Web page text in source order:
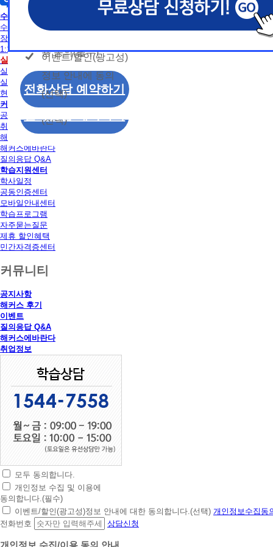
수강신청
수강신청
장바구니
1:1 문의
실습
수강신청
실습안내
실습장소 알아보기
현재 모집중인 실습일정
커뮤니티
공지사항
취업정보
해커스 후기
해커스에바란다
질의응답 Q&A
학습지원센터
학사일정
공동인증센터
모바일안내센터
학습프로그램
자주묻는질문
제휴 할인혜택
민간자격증센터
커뮤니티
공지사항
해커스 후기
이벤트
질의응답 Q&A
해커스에바란다
취업정보
초
간
편
상
담
모두 동의합니다.
개인정보 수집 및 이용에
동의합니다.(필수)
이벤트/할인(광고성)정보 안내에 대한 동의합니다.(선택) 개인정보수집동
전화번호
상담신청
개인정보 수집/이용
동의
개인정보 수집 및 이
용 동의(필수)
이벤트/할인(광고성)
정보 안내에 동의
(선택)
모두 동의합니다.
개인정보 수집 및 이
용 동의(필수)
이벤트/할인(광고성)
정보 안내에 동의
(선택)
전화상담 예약하기
신상품이나 이벤트, 최신 정보 안내 등 신청자의 취
는 최적의 서비스를 제공하기 위함.
(해커스교육그룹: 해커스인강, 해커스프랩, 해커스톡, 해커스
커스일본어, 해커스잡, 해커스금융, 해커스임용, 해커스공무
찰, 해커스소방, 해커스공인중개사, 해커스주택관리사, 해커스
2. (필수)이름, 휴대폰번호, 상담내용
(선택) 제출된 상담 문의 내용, 전화상담 과정에서 이용자가 상
3. 개인정보 보유/이용 기간: 법령상 정하는 경우
나 상담 시로부터 3년 이내 탈퇴하는 자의 경우, 소
만 또는 분쟁처리를 위해 3년간 보관합니다.
4. 신청자는 개인정보 수집·이용을 거부할 수 있습니다. 단,
에는 상담 신청이 제한됩니다.
신상품이나 이벤트, 최신 정보 안내 등 신청자의 취
는 최적의 서비스를 제공하기 위함.
(해커스교육그룹: 해커스인강, 해커스프랩, 해커스톡, 해커스
커스일본어, 해커스잡, 해커스금융, 해커스임용, 해커스공무
찰, 해커스소방, 해커스공인중개사, 해커스주택관리사, 해커스
2. (필수)이름, 휴대폰번호, 상담내용
(선택) 제출된 상담 문의 내용, 전화상담 과정에서 이용자가 상
3. 개인정보 보유/이용 기간: 법령상 정하는 경우
나 상담 시로부터 3년 이내 탈퇴하는 자의 경우, 소
만 또는 분쟁처리를 위해 3년간 보관합니다.
4. 신청자는 개인정보 수집·이용을 거부할 수 있습니다. 단,
에는 상담 신청이 제한됩니다.
신상품이나 이벤트, 최신 정보 안내 등 신청자의 취
는 최적의 서비스를 제공하기 위함.
(해커스교육그룹: 해커스인강, 해커스프랩, 해커스톡, 해커스
커스일본어, 해커스잡, 해커스금융, 해커스임용, 해커스공무
찰, 해커스소방, 해커스공인중개사, 해커스주택관리사, 해커스
2. (필수)이름, 휴대폰번호, 상담내용
(선택) 제출된 상담 문의 내용, 전화상담 과정에서 이용자가 상
3. 개인정보 보유/이용 기간: 법령상 정하는 경우
나 상담 시로부터 3년 이내 탈퇴하는 자의 경우, 소
만 또는 분쟁처리를 위해 3년간 보관합니다.
4. 신청자는 개인정보 수집·이용을 거부할 수 있습니다. 단,
에는 상담 신청이 제한됩니다.